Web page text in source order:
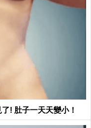
! 肚子一天天變小！